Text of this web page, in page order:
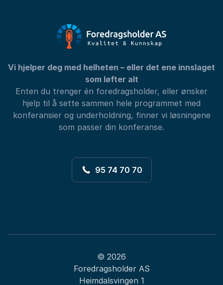
Vi hjelper deg med helheten – eller det ene innslaget
som løfter alt
Enten du trenger én foredragsholder, eller ønsker
hjelp til å sette sammen hele programmet med
konferansier og underholdning, finner vi løsningene
som passer din konferanse.
95 74 70 70
© 2026
Foredragsholder AS
Heimdalsvingen 1